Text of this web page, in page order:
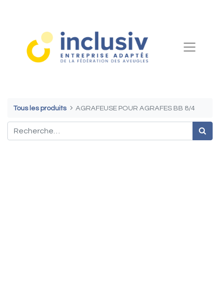
Tous les produits AGRAFEUSE POUR AGRAFES BB 8/4